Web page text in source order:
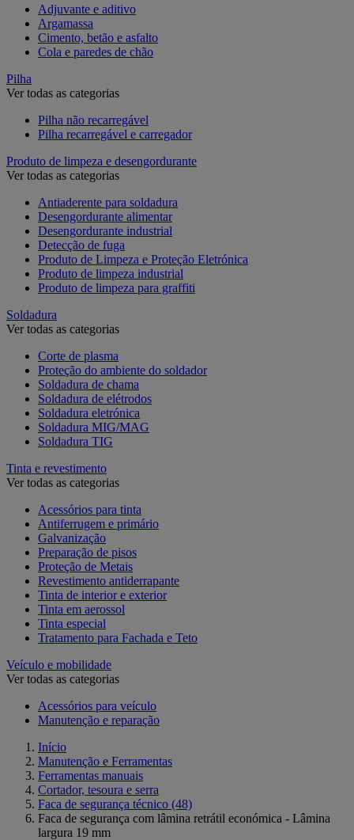
Adjuvante e aditivo
Argamassa
Cimento, betão e asfalto
Cola e paredes de chão
Pilha
Ver todas as categorias
Pilha não recarregável
Pilha recarregável e carregador
Produto de limpeza e desengordurante
Ver todas as categorias
Antiaderente para soldadura
Desengordurante alimentar
Desengordurante industrial
Detecção de fuga
Produto de Limpeza e Proteção Eletrónica
Produto de limpeza industrial
Produto de limpeza para graffiti
Soldadura
Ver todas as categorias
Corte de plasma
Proteção do ambiente do soldador
Soldadura de chama
Soldadura de elétrodos
Soldadura eletrónica
Soldadura MIG/MAG
Soldadura TIG
Tinta e revestimento
Ver todas as categorias
Acessórios para tinta
Antiferrugem e primário
Galvanização
Preparação de pisos
Proteção de Metais
Revestimento antiderrapante
Tinta de interior e exterior
Tinta em aerossol
Tinta especial
Tratamento para Fachada e Teto
Veículo e mobilidade
Ver todas as categorias
Acessórios para veículo
Manutenção e reparação
Início
Manutenção e Ferramentas
Ferramentas manuais
Cortador, tesoura e serra
Faca de segurança técnico (48)
Faca de segurança com lâmina retrátil económica - Lâmina
largura 19 mm